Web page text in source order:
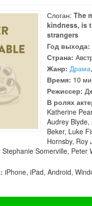
Слоган: The
kindness, is
strangers
Год выхода:
Страна:
Жанр: Драма,
Время: 10
Режиссер:
В ролях
Katherine
Audrey Blyde,
Beker, Luke
Hornsby, Roy
Stephanie Somerville, Peter
iPhone, iPad, Android,